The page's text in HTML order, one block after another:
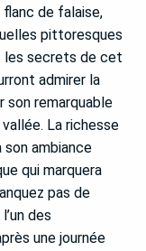
de falaise,
pittoresques
les secrets de cet
admirer la
son remarquable
La richesse
son ambiance
qui marquera
pas de
des
une journée